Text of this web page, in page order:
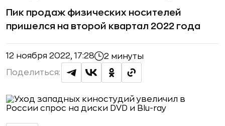
Пик продаж физических носителей
пришелся на второй квартал 2022 года
12 ноября 2022, 17:28 2 минуты
Поделиться: